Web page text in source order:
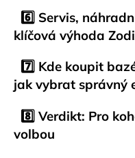
6️⃣ Servis,
klíčová výhoda
7️⃣ Kde koupit
jak vybrat správný
8️⃣ Verdikt: Pro
volbou
22
990
Kč
Původně:
29
990
Kč